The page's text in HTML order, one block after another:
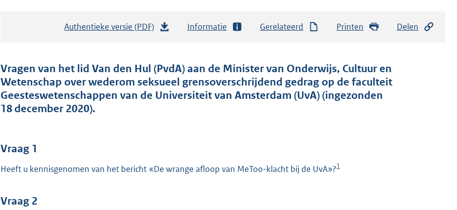
Authentieke versie (PDF)
t
a
n
o
Informatie Gerelateerd Printen Delen
Vragen van het lid Van den Hul (PvdA) aan de Minister van Onderwijs, Cultuur en
Wetenschap over wederom seksueel grensoverschrijdend gedrag op de faculteit
Geesteswetenschappen van de Universiteit van Amsterdam (UvA) (ingezonden
18 december 2020).
Vraag 1
Heeft u kennisgenomen van het bericht «De wrange afloop van MeToo-klacht bij de UvA»?1
Vraag 2